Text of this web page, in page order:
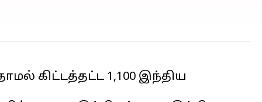
கிட்டத்தட்ட 1,100 இந்திய